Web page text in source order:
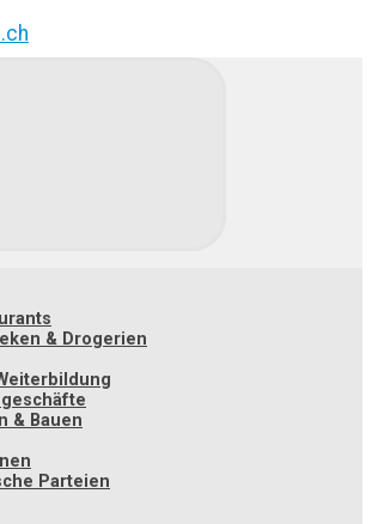
& Drogerien
& Bauen
Parteien